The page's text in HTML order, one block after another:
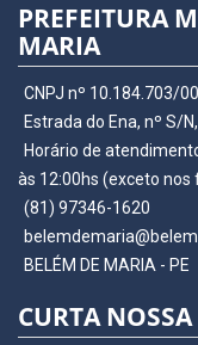
PREFEITURA
MARIA
CNPJ nº 10.184.703/
Estrada do Ena, nº S/
Horário de
às 12:00hs (exceto nos
(81) 97346-1620
BELÉM DE MARIA - PE
CURTA